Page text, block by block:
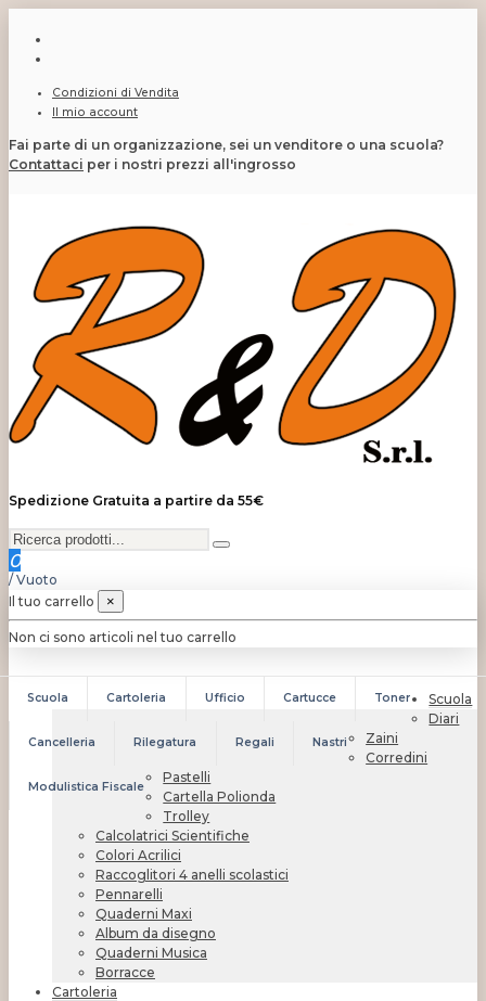
Condizioni di Vendita
Il mio account
Fai parte di un organizzazione, sei un venditore o una scuola?
Contattaci per i nostri prezzi all'ingrosso
Spedizione Gratuita a partire da 55€
0
/ Vuoto
Il tuo carrello
×
Non ci sono articoli nel tuo carrello
Scuola Cartoleria Ufficio Cartucce Toner
Cancelleria Rilegatura Regali Nastri
Modulistica Fiscale
Scuola
Diari
Zaini
Corredini
Pastelli
Cartella Polionda
Trolley
Calcolatrici Scientifiche
Colori Acrilici
Raccoglitori 4 anelli scolastici
Pennarelli
Quaderni Maxi
Album da disegno
Quaderni Musica
Borracce
Cartoleria